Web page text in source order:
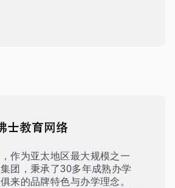
作为亚太地区最大规模之一
团，秉承了30多年成熟办学
来的品牌特色与办学理念。